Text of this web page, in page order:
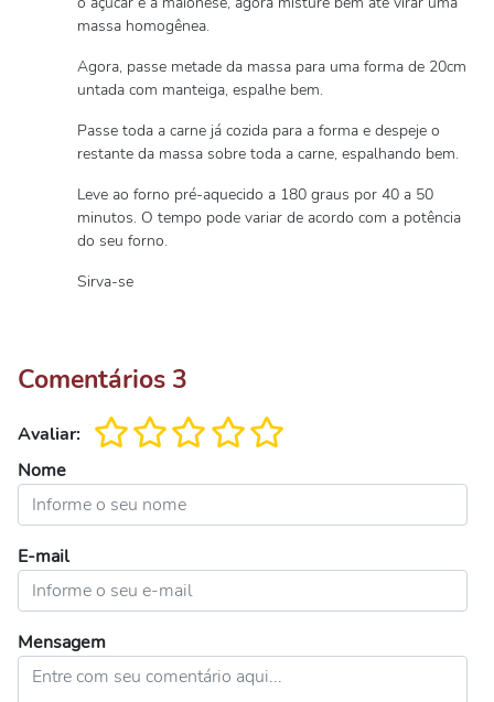
massa homogênea.
Agora, passe metade da massa para uma forma de 20cm
untada com manteiga, espalhe bem.
Passe toda a carne já cozida para a forma e despeje o
restante da massa sobre toda a carne, espalhando bem.
Leve ao forno pré-aquecido a 180 graus por 40 a 50
minutos. O tempo pode variar de acordo com a potência
do seu forno.
Sirva-se
Comentários 3
Avaliar:
Nome
E-mail
Mensagem